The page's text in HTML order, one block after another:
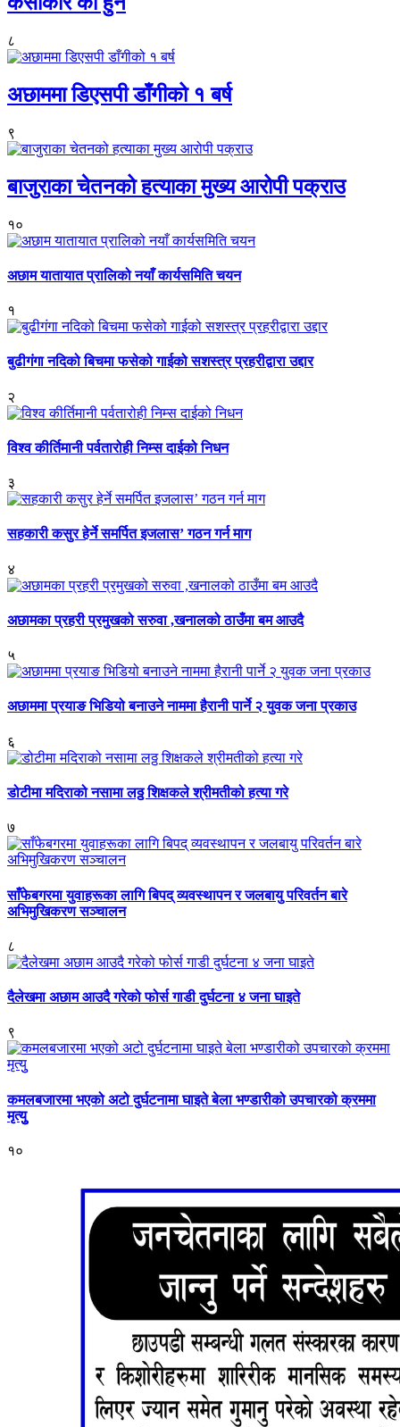
८
अछाममा डिएसपी डाँगीको १ बर्ष
९
बाजुराका चेतनको हत्याका मुख्य आरोपी पक्राउ
१०
अछाम यातायात प्रालिको नयाँ कार्यसमिति चयन
१
बुढीगंगा नदिको बिचमा फसेको गाईको सशस्त्र प्रहरीद्वारा उद्दार
२
विश्व कीर्तिमानी पर्वतारोही निम्स दाईको निधन
३
सहकारी कसुर हेर्ने समर्पित इजलास’ गठन गर्न माग
४
अछामका प्रहरी प्रमुखको सरुवा ,खनालको ठाउँमा बम आउदै
५
अछाममा प्रयाङ भिडियो बनाउने नाममा हैरानी पार्ने २ युवक जना प्रकाउ
६
डोटीमा मदिराको नसामा लठ्ठ शिक्षकले श्रीमतीको हत्या गरे
७
साँफेबगरमा युवाहरूका लागि बिपद् व्यवस्थापन र जलबायु परिवर्तन बारे
अभिमुखिकरण सञ्चालन
८
दैलेखमा अछाम आउदै गरेको फोर्स गाडी दुर्घटना ४ जना घाइते
९
कमलबजारमा भएको अटो दुर्घटनामा घाइते बेला भण्डारीको उपचारको क्रममा
मृत्युु
१०